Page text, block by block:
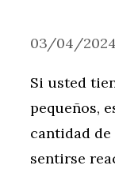
03/04/2024
Si usted
pequeños,
cantidad
sentirse